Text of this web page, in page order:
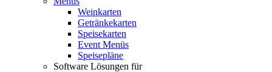
Weinkarten
Getränkekarten
Speisekarten
Event Menüs
Speisepläne
Software Lösungen für